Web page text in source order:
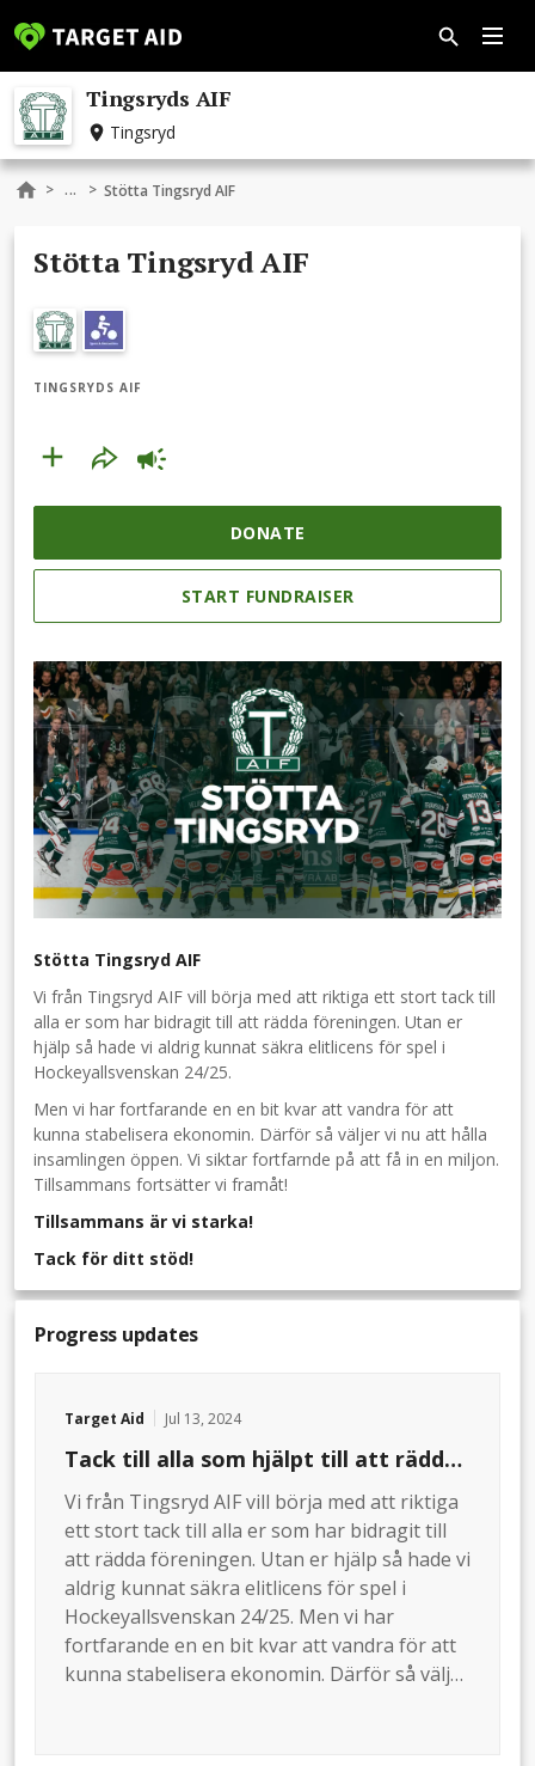
Tingsryds AIF
Tingsryd
> ... > Stötta Tingsryd AIF
Stötta Tingsryd AIF
TINGSRYDS AIF
DONATE
START FUNDRAISER
Stötta Tingsryd AIF
Vi från Tingsryd AIF vill börja med att riktiga ett stort tack till
alla er som har bidragit till att rädda föreningen. Utan er
hjälp så hade vi aldrig kunnat säkra elitlicens för spel i
Hockeyallsvenskan 24/25.
Men vi har fortfarande en en bit kvar att vandra för att
kunna stabelisera ekonomin. Därför så väljer vi nu att hålla
insamlingen öppen. Vi siktar fortfarnde på att få in en miljon.
Tillsammans fortsätter vi framåt!
Tillsammans är vi starka!
Tack för ditt stöd!
Progress updates
Target Aid Jul 13, 2024
Tack till alla som hjälpt till att rädda
vår förening
Vi från Tingsryd AIF vill börja med att riktiga
ett stort tack till alla er som har bidragit till
att rädda föreningen. Utan er hjälp så hade vi
aldrig kunnat säkra elitlicens för spel i
Hockeyallsvenskan 24/25. Men vi har
fortfarande en en bit kvar att vandra för att
kunna stabelisera ekonomin. Därför så väljer